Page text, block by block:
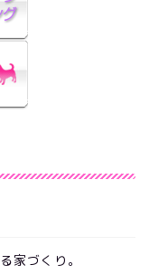
家づくり。